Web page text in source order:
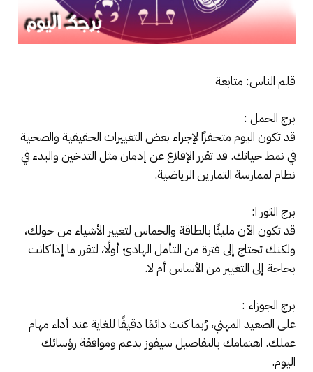
قلم الناس: متابعة
برج الحمل :
قد تكون اليوم متحفزًا لإجراء بعض التغييرات الحقيقية والصحية
في نمط حياتك. قد تقرر الإقلاع عن إدمان مثل التدخين والبدء في
نظام لممارسة التمارين الرياضية.
برج الثور ا:
قد تكون الآن مليئًا بالطاقة والحماس لتغيير الأشياء من حولك،
ولكنك تحتاج إلى فترة من التأمل الهادئ أولًا، لتقرر ما إذا كانت
بحاجة إلى التغيير من الأساس أم لا.
برج الجوزاء :
على الصعيد المهني، رُبما كنت دائمًا دقيقًا للغاية عند أداء مهام
عملك. اهتمامك بالتفاصيل سيفوز بدعم وموافقة رؤسائك
اليوم.